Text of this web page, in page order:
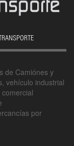
de Camiónes y
vehículo industrial
por